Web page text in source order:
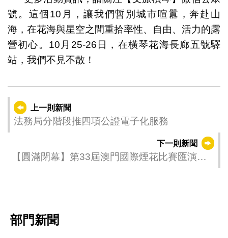
號。這個10月，讓我們暫別城市喧囂，奔赴山
海，在花海與星空之間重拾率性、自由、活力的露
營初心。10月25-26日，在橫琴花海長廊五號驛
站，我們不見不散！
上一則新聞
法務局分階段推四項公證電子化服務
下一則新聞
【圓滿閉幕】第33屆澳門國際煙花比賽匯演由
部門新聞